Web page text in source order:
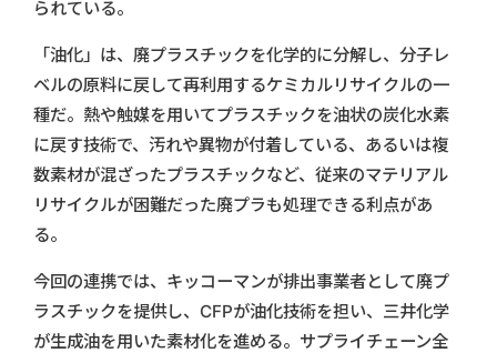
られている。
「油化」は、廃プラスチックを化学的に分解し、分子レ
ベルの原料に戻して再利用するケミカルリサイクルの一
種だ。熱や触媒を用いてプラスチックを油状の炭化水素
に戻す技術で、汚れや異物が付着している、あるいは複
数素材が混ざったプラスチックなど、従来のマテリアル
リサイクルが困難だった廃プラも処理できる利点があ
る。
今回の連携では、キッコーマンが排出事業者として廃プ
ラスチックを提供し、CFPが油化技術を担い、三井化学
が生成油を用いた素材化を進める。サプライチェーン全